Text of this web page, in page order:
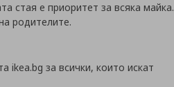
стая е приоритет за всяка майка.
родителите.
за всички, които искат